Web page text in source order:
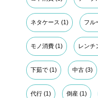
ネタケース (1) フル
モノ消費 (1) レンチ
下茹で (1) 中古 (3)
代行 (1) 倒産 (1)